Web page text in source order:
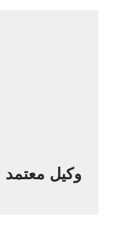
وكيل